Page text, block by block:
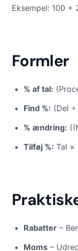
Eksempel: 100 +
Formler
% af tal:
Find %: (Del
% ændring:
Tilføj %: Tal ×
Rabatter –
Moms –